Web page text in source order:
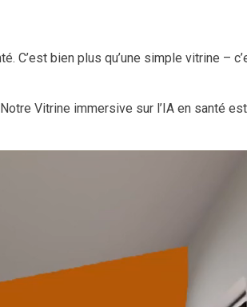
C’est bien plus qu’une simple vitrine –
Vitrine immersive sur l’IA en santé est